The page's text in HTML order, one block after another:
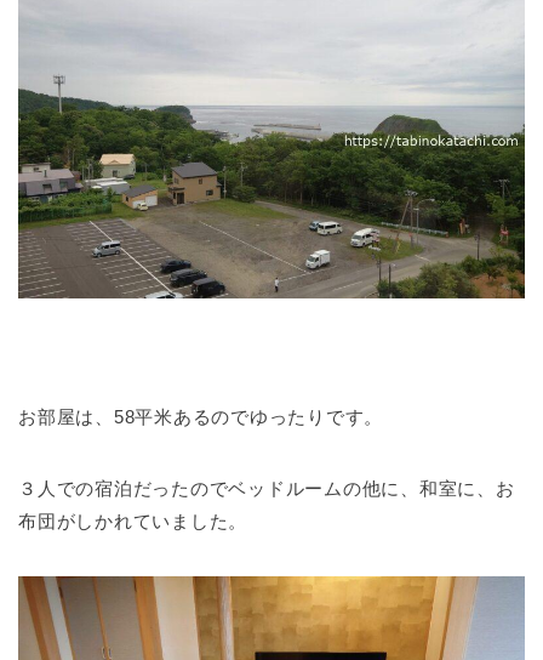
お部屋は、58平米あるのでゆったりです。
３人での宿泊だったのでベッドルームの他に、和室に、お
布団がしかれていました。